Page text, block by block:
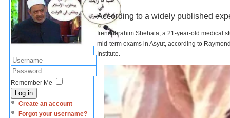
Remember Me
Log in
Create an account
Forgot your username?
According to a widely published
Irene Ibrahim Shehata, a 21-year-old medical
mid-term exams in Asyut, according to
Institute.